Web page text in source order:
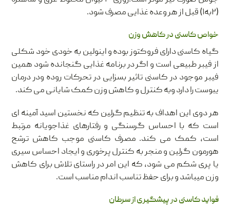
(۲به۱) قبل از هر وعده غذایی مصرف شود.
خواص کاسنی در کاهش وزن
گیاه کاسنی دارای فروکتوز بوده و اینولین به خودی خود شکلی
از فیبر طبیعی است و اگر در برنامه غذایی گنجانده شود همین
فیبر موجود در کاسنی تاثیر بسزایی در تحرکات روده ودر درمان
یبوست را دارد وبه کنترل و کاهش وزن کمک شایانی می کند.
هر دوی این اهداف به تنظیم گرلین که نخستین اسید آمینه ای
است که با احساس گرسنگی و رفتارهای غذاجویانه مرتبط
است، کمک می کند. مصرف کاسنی موجب کاهش ترشح
هورمون گرلین و منجر به کنترل پرخوری و ایجاد احساس سیری
یا پری شکم می شود، که این امر در راستای تلاش برای کاهش
وزن میباشد و برای حفظ تناسب اندام مناسب است.
فواید کاسنی در پیشگیری از سرطان